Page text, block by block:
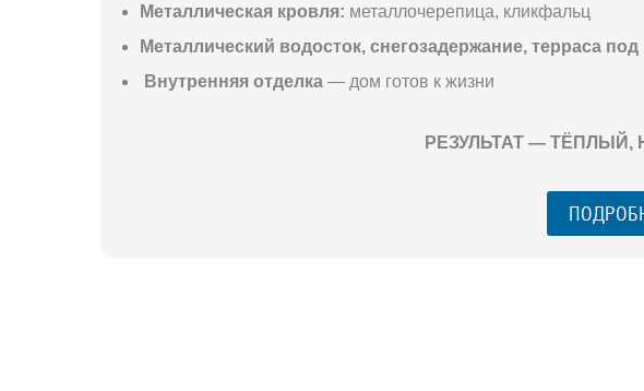
Металлическая кровля: металлочерепица, кликфальц
Металлический водосток, снегозадержание, терраса
Внутренняя отделка — дом готов к жизни
РЕЗУЛЬТАТ —